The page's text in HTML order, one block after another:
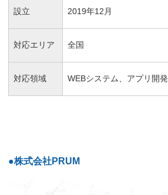
設立 2019年12月
対応エリア 全国
対応領域 WEBシステム、アプリ開発
●株式会社PRUM